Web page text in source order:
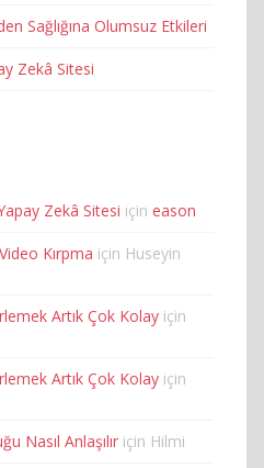
Sağlığına Olumsuz Etkileri
Zekâ Sitesi
Zekâ Sitesi için eason
Kırpma için Huseyin
Artık Çok Kolay için
Artık Çok Kolay için
Nasıl Anlaşılır için Hilmi